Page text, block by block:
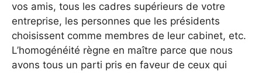
vos amis, tous les cadres supérieurs de votre
entreprise, les personnes que les présidents
choisissent comme membres de leur cabinet, etc.
L’homogénéité règne en maître parce que nous
avons tous un parti pris en faveur de ceux qui